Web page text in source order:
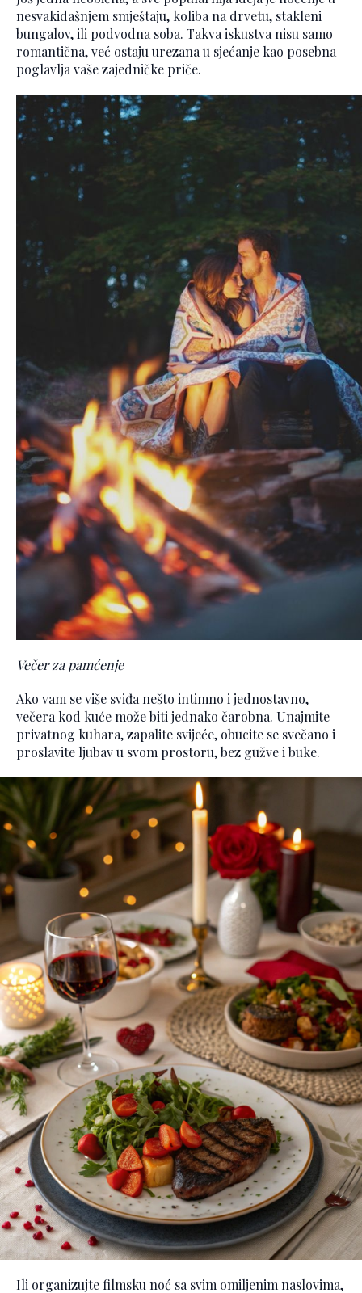
nesvakidašnjem smještaju, koliba na drvetu, stakleni
bungalov, ili podvodna soba. Takva iskustva nisu samo
romantična, već ostaju urezana u sjećanje kao posebna
poglavlja vaše zajedničke priče.
Večer za pamćenje
Ako vam se više sviđa nešto intimno i jednostavno,
večera kod kuće može biti jednako čarobna. Unajmite
privatnog kuhara, zapalite svijeće, obucite se svečano i
proslavite ljubav u svom prostoru, bez gužve i buke.
Ili organizujte filmsku noć sa svim omiljenim naslovima,